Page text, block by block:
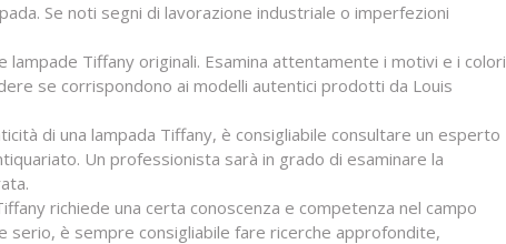
Se noti segni di lavorazione industriale o imperfezioni
lampade Tiffany originali. Esamina attentamente i motivi e i colori
se corrispondono ai modelli autentici prodotti da Louis
di una lampada Tiffany, è consigliabile consultare un esperto
Un professionista sarà in grado di esaminare la
richiede una certa conoscenza e competenza nel campo
serio, è sempre consigliabile fare ricerche approfondite,